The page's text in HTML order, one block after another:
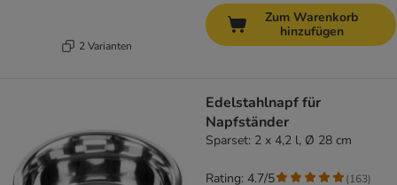
2 Varianten
Zum Warenkorb
hinzufügen
Edelstahlnapf für
Napfständer
Sparset: 2 x 4,2 l, Ø 28 cm
Rating: 4.7/5 (163)